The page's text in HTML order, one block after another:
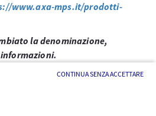
CONTINUA SENZA ACCETTARE
www.axa-mps.it/prodotti-
la denominazione,